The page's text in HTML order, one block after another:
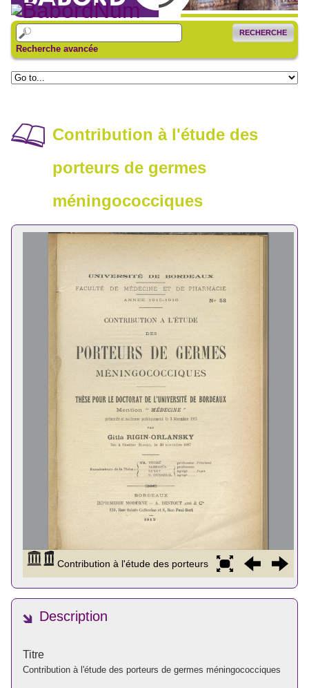
RECHERCHE
Recherche avancée
Contribution à l'étude des
porteurs de germes
méningococciques
Description
Titre
Contribution à l'étude des porteurs de germes méningococciques